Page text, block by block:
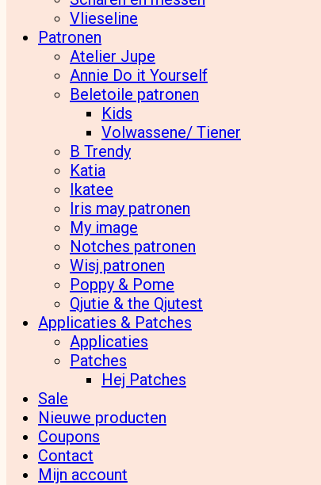
Vlieseline
Patronen
Atelier Jupe
Annie Do it Yourself
Beletoile patronen
Kids
Volwassene/ Tiener
B Trendy
Katia
Ikatee
Iris may patronen
My image
Notches patronen
Wisj patronen
Poppy & Pome
Qjutie & the Qjutest
Applicaties & Patches
Applicaties
Patches
Hej Patches
Sale
Nieuwe producten
Coupons
Contact
Mijn account